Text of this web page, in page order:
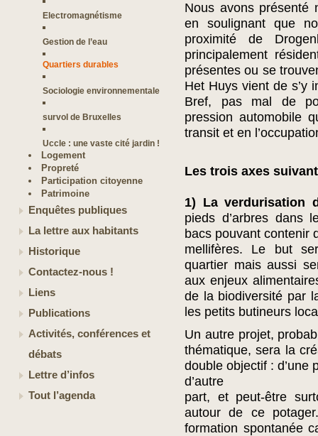
Electromagnétisme
Gestion de l’eau
Quartiers durables
Sociologie environnementale
survol de Bruxelles
Uccle : une vaste cité jardin !
Logement
Propreté
Participation citoyenne
Patrimoine
Enquêtes publiques
La lettre aux habitants
Historique
Contactez-nous !
Liens
Publications
Activités, conférences et
débats
Lettre d’infos
Tout l’agenda
Nous avons présenté
en soulignant que
proximité de
principalement
présentes ou se
Het Huys vient de s’y
Bref, pas mal de
pression automobile
transit et en
Les trois axes
1) La verdurisation
pieds d’arbres dans
bacs pouvant contenir
mellifères. Le but
quartier mais aussi
aux enjeux
de la biodiversité par
les petits butineurs
Un autre projet,
thématique, sera la
double objectif : d’une
d’autre
part, et peut-être
autour de ce
formation spontanée